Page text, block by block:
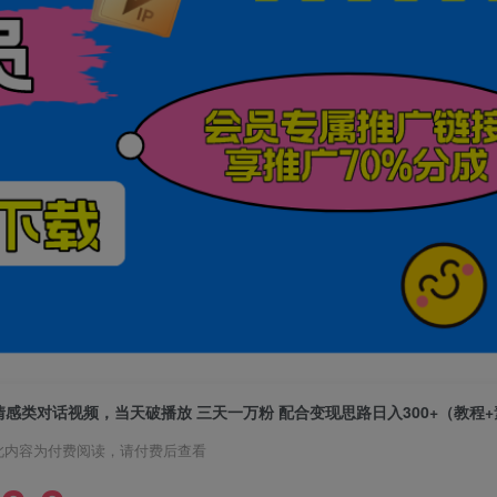
感类对话视频，当天破播放 三天一万粉 配合变现思路日入300+（教程
内容为付费阅读，请付费后查看